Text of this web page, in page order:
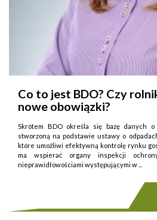
Co to jest BDO? Czy
nowe obowiązki?
Skrótem BDO określa się bazę danych o
stworzoną na podstawie ustawy o
które umożliwi efektywną kontrolę rynku
ma wspierać organy inspekcji
nieprawidłowościami występującymi w ...